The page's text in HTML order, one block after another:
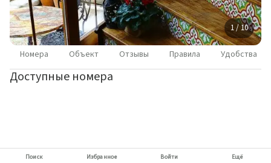
1 / 10
Номера Объект Отзывы Правила Удобства
Доступные номера
Поиск Избранное Войти Ещё